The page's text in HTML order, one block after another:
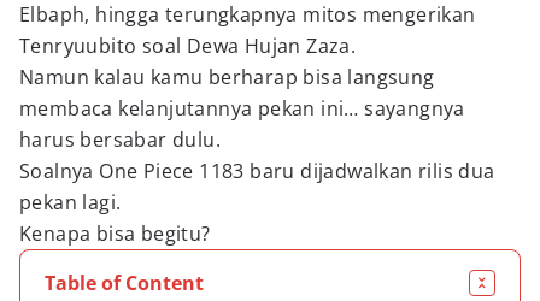
Elbaph, hingga terungkapnya mitos mengerikan
Tenryuubito soal Dewa Hujan Zaza.
Namun kalau kamu berharap bisa langsung
membaca kelanjutannya pekan ini… sayangnya
harus bersabar dulu.
Soalnya One Piece 1183 baru dijadwalkan rilis dua
pekan lagi.
Kenapa bisa begitu?
Table of Content